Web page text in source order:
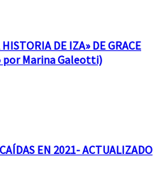
DE UN VETERANO DE
Bomberos Voluntarios, debido al
DE IZA» DE GRACE
por Marina Galeotti)
EN 2021- ACTUALIZADO